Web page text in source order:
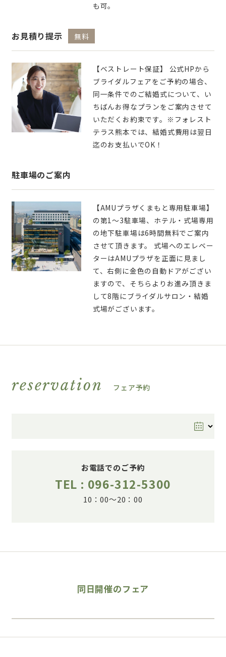
も可。
お見積り提示 無料
【ベストレート保証】 公式HPから
ブライダルフェアをご予約の場合、
同一条件でのご結婚式について、い
ちばんお得なプランをご案内させて
いただくお約束です。※フォレスト
テラス熊本では、結婚式費用は翌日
迄のお支払いでOK！
駐車場のご案内
【AMUプラザくまもと専用駐車場】
の第1～3駐車場、ホテル・式場専用
の地下駐車場は6時間無料でご案内
させて頂きます。 式場へのエレベー
ターはAMUプラザを正面に見まし
て、右側に金色の自動ドアがござい
ますので、そちらよりお進み頂きま
して8階にブライダルサロン・結婚
式場がございます。
reservation フェア予約
お電話でのご予約
TEL : 096-312-5300
10：00～20：00
同日開催のフェア